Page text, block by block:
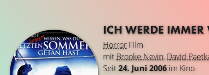
ICH WERDE
Horror Film
mit Brooke Nevin, David
Seit24. Juni 2006im Kino